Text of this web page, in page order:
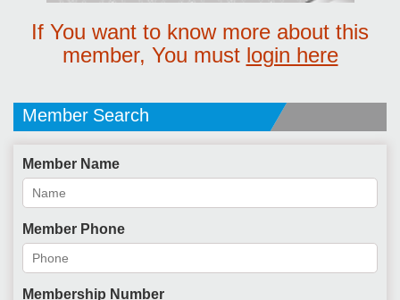
If You want to know more about this
member, You must login here
Member Search
Member Name
Member Phone
Membership Number